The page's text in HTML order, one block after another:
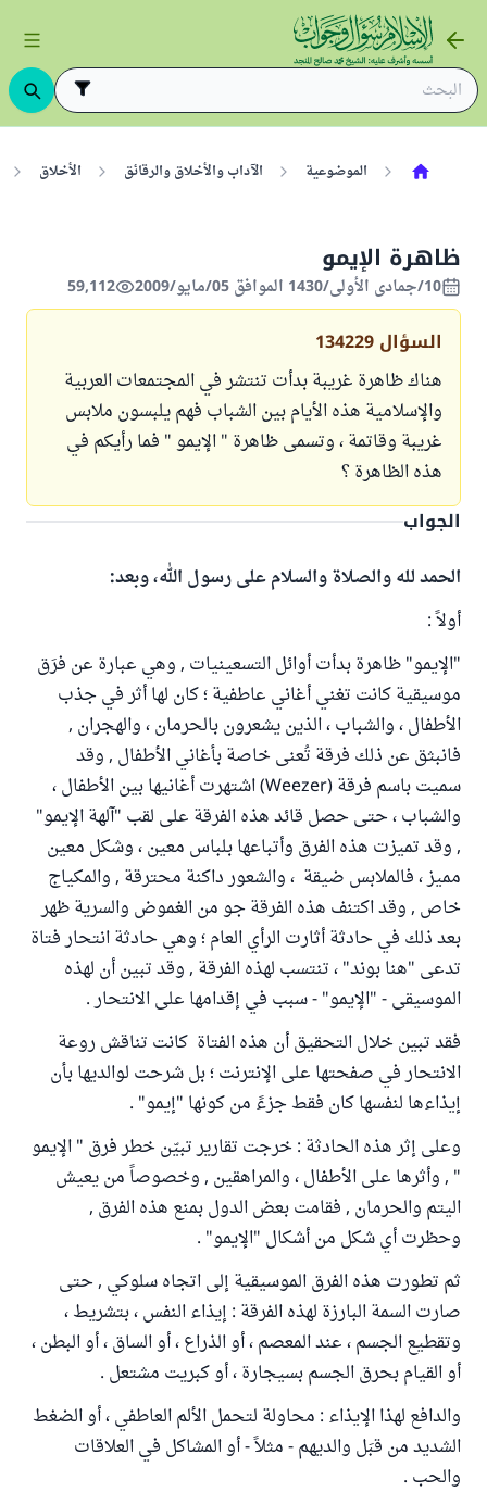
الموضوعية الآداب والأخلاق والرقائق الأخلاق
ظاهرة الإيمو
10/جمادى الأولى/1430 الموافق 05/مايو/2009 59,112
السؤال 134229
هناك ظاهرة غريبة بدأت تنتشر في المجتمعات العربية
والإسلامية هذه الأيام بين الشباب فهم يلبسون ملابس
غريبة وقاتمة ، وتسمى ظاهرة " الإيمو " فما رأيكم في
هذه الظاهرة ؟
الجواب
الحمد لله والصلاة والسلام على رسول الله، وبعد:
أولاً :
"الإيمو" ظاهرة بدأت أوائل التسعينيات , وهي عبارة عن فرَق
موسيقية كانت تغني أغاني عاطفية ؛ كان لها أثر في جذب
الأطفال ، والشباب ، الذين يشعرون بالحرمان ، والهجران ,
فانبثق عن ذلك فرقة تُعنى خاصة بأغاني الأطفال , وقد
سميت باسم فرقة (Weezer) اشتهرت أغانيها بين الأطفال ،
والشباب ، حتى حصل قائد هذه الفرقة على لقب "آلهة الإيمو"
, وقد تميزت هذه الفرق وأتباعها بلباس معين ، وشكل معين
مميز ، فالملابس ضيقة ، والشعور داكنة محترقة , والمكياج
خاص , وقد اكتنف هذه الفرقة جو من الغموض والسرية ظهر
بعد ذلك في حادثة أثارت الرأي العام ؛ وهي حادثة انتحار فتاة
تدعى "هنا بوند" ، تنتسب لهذه الفرقة , وقد تبين أن لهذه
الموسيقى - "الإيمو" - سبب في إقدامها على الانتحار .
فقد تبين خلال التحقيق أن هذه الفتاة كانت تناقش روعة
الانتحار في صفحتها على الإنترنت ؛ بل شرحت لوالديها بأن
إيذاءها لنفسها كان فقط جزءً من كونها "إيمو" .
وعلى إثر هذه الحادثة : خرجت تقارير تبيّن خطر فرق " الإيمو
" , وأثرها على الأطفال ، والمراهقين , وخصوصاً من يعيش
اليتم والحرمان , فقامت بعض الدول بمنع هذه الفرق ,
وحظرت أي شكل من أشكال "الإيمو" .
ثم تطورت هذه الفرق الموسيقية إلى اتجاه سلوكي , حتى
صارت السمة البارزة لهذه الفرقة : إيذاء النفس ، بتشريط ،
وتقطيع الجسم ، عند المعصم ، أو الذراع ، أو الساق ، أو البطن ،
أو القيام بحرق الجسم بسيجارة ، أو كبريت مشتعل .
والدافع لهذا الإيذاء : محاولة لتحمل الألم العاطفي ، أو الضغط
الشديد من قبَل والديهم - مثلاً - أو المشاكل في العلاقات
والحب .